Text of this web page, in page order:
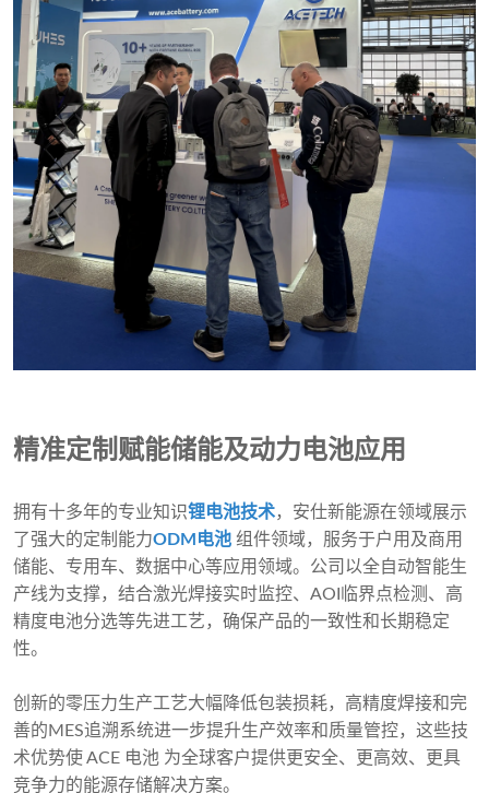
精准定制赋能储能及动力电池应用
拥有十多年的专业知识锂电池技术，安仕新能源在领域展示
了强大的定制能力ODM电池 组件领域，服务于户用及商用
储能、专用车、数据中心等应用领域。公司以全自动智能生
产线为支撑，结合激光焊接实时监控、AOI临界点检测、高
精度电池分选等先进工艺，确保产品的一致性和长期稳定
性。
创新的零压力生产工艺大幅降低包装损耗，高精度焊接和完
善的MES追溯系统进一步提升生产效率和质量管控，这些技
术优势使 ACE 电池 为全球客户提供更安全、更高效、更具
竞争力的能源存储解决方案。